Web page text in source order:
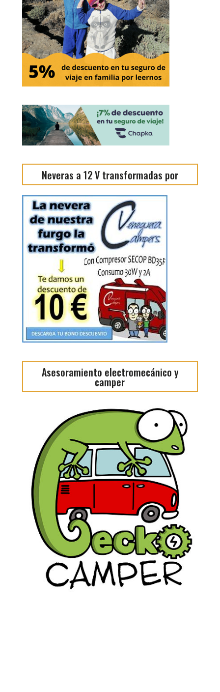
Neveras a 12 V transformadas por
Asesoramiento electromecánico y
camper